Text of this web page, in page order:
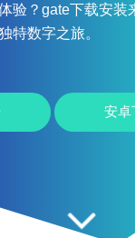
验？gate下载安装
特数字之旅。
安卓